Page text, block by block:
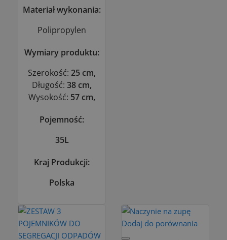
Materiał wykonania:
Polipropylen
Wymiary produktu:
Szerokość: 25 cm,
Długość: 38 cm,
Wysokość: 57 cm,
Pojemność:
35L
Kraj Produkcji:
Polska
Dodaj do porównania